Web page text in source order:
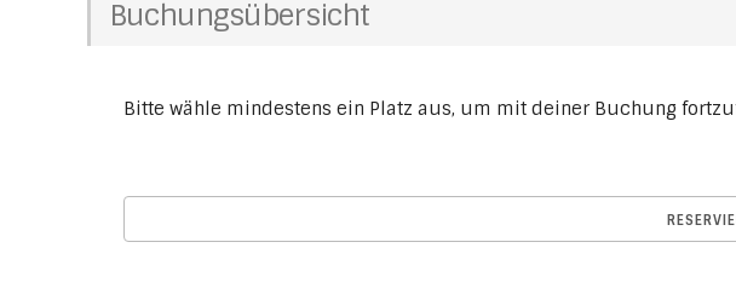
Buchungsübersicht
Bitte wähle mindestens ein Platz aus, um mit deiner Buchung